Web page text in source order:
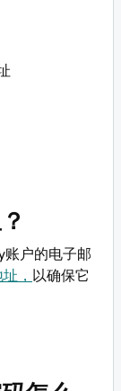
账户的电子邮
，
以确保它